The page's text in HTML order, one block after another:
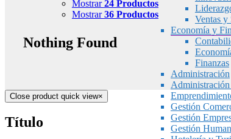
Ventas
Economía y
Finanzas
Administración
Gestión
Gestión
Gestión
Mostrar24 Productos
Mostrar36 Productos
Nothing Found
Close product quick view×
Título